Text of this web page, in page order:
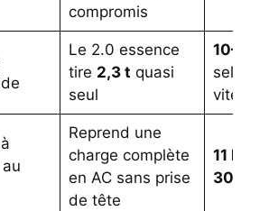
compromis
Le 2.0 essence
tire 2,3 t quasi
seul
10–15 l/
selon
vitesse/
Reprend une
charge complète
en AC sans prise
de tête
11 kW
30